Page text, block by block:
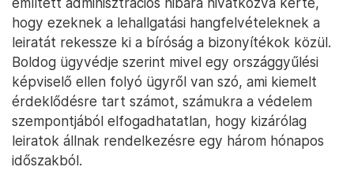
hogy ezeknek a lehallgatási hangfelvételeknek a
leiratát rekessze ki a bíróság a bizonyítékok közül.
Boldog ügyvédje szerint mivel egy országgyűlési
képviselő ellen folyó ügyről van szó, ami kiemelt
érdeklődésre tart számot, számukra a védelem
szempontjából elfogadhatatlan, hogy kizárólag
leiratok állnak rendelkezésre egy három hónapos
időszakból.